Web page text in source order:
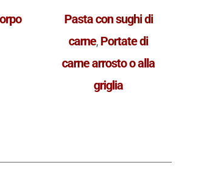
Pasta con sughi di
carne, Portate di
carne arrosto o alla
griglia